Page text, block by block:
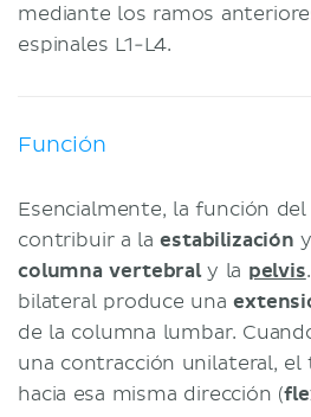
mediante los ramos
espinales L1-L4.
Función
Esencialmente, la función
contribuir a laestabilización y
columna vertebraly la pelvis
bilateral produce una
de la columna lumbar.
una contracción unilateral, el
hacia esa misma dirección (